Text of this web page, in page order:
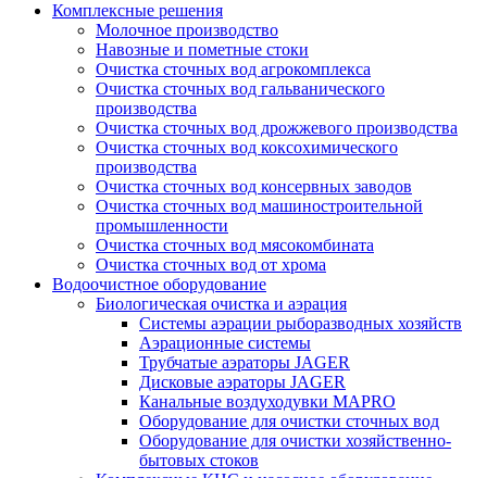
Комплексные решения
Молочное производство
Навозные и пометные стоки
Очистка сточных вод агрокомплекса
Очистка сточных вод гальванического
производства
Очистка сточных вод дрожжевого производства
Очистка сточных вод коксохимического
производства
Очистка сточных вод консервных заводов
Очистка сточных вод машиностроительной
промышленности
Очистка сточных вод мясокомбината
Очистка сточных вод от хрома
Водоочистное оборудование
Биологическая очистка и аэрация
Системы аэрации рыборазводных хозяйств
Аэрационные системы
Трубчатые аэраторы JAGER
Дисковые аэраторы JAGER
Канальные воздуходувки MAPRO
Оборудование для очистки сточных вод
Оборудование для очистки хозяйственно-
бытовых стоков